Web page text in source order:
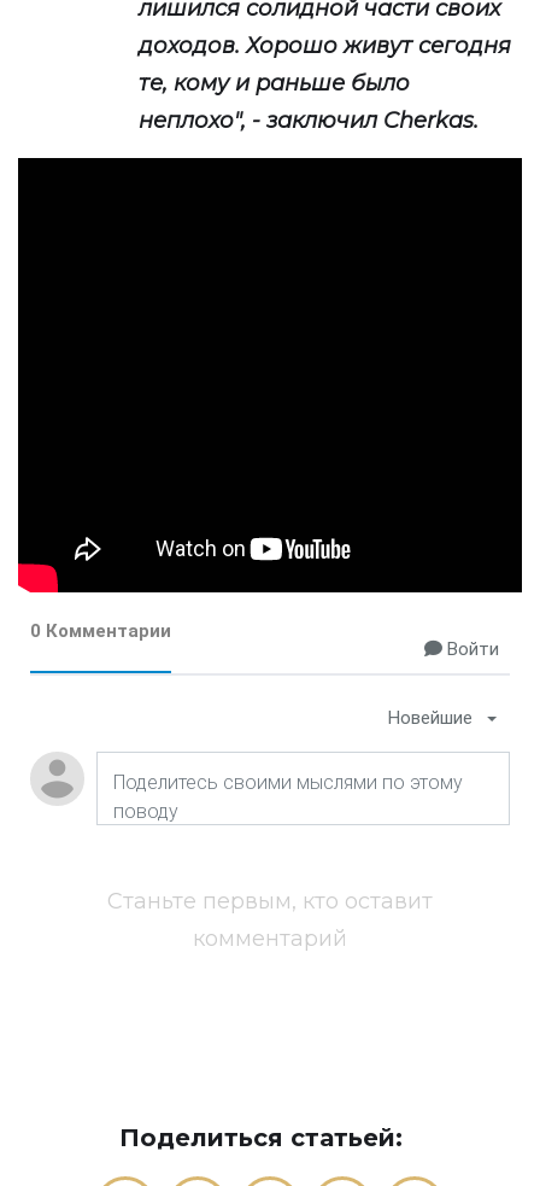
лишился солидной части своих
доходов. Хорошо живут сегодня
те, кому и раньше было
неплохо", - заключил Cherkas.
0 Комментарии
Войти
Новейшие
Станьте первым, кто оставит
комментарий
Поделиться статьей: